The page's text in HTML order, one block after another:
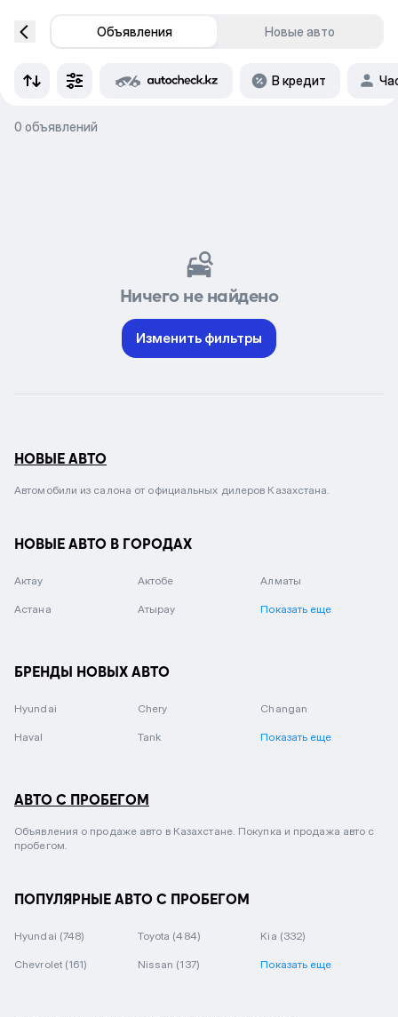
Объявления Новые авто
В кредит
0 объявлений
Ничего не найдено
Изменить фильтры
НОВЫЕ АВТО
Автомобили из салона от официальных дилеров Казахстана.
НОВЫЕ АВТО В ГОРОДАХ
Актау Актобе Алматы
Астана Атырау Показать еще
БРЕНДЫ НОВЫХ АВТО
Hyundai Chery Changan
Haval Tank Показать еще
АВТО С ПРОБЕГОМ
Объявления о продаже авто в Казахстане. Покупка и продажа авто с
пробегом.
ПОПУЛЯРНЫЕ АВТО С ПРОБЕГОМ
Hyundai (748) Toyota (484) Kia (332)
Chevrolet (161) Nissan (137) Показать еще